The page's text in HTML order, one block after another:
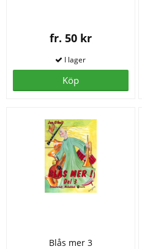
fr. 50 kr
Köp
Blås mer 3